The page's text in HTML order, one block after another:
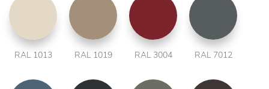
RAL 1013 RAL 1019 RAL 3004 RAL 7012